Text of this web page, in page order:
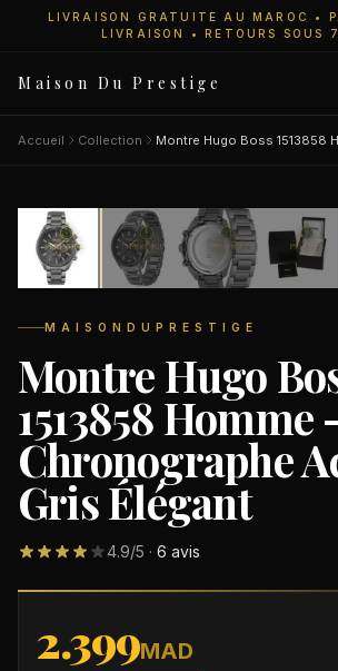
LIVRAISON GRATUITE AU MAROC •
LIVRAISON • RETOURS SOUS
Maison Du Prestige
Accueil
Collections
Montres Femme
Montres Homme
DÉCOUVRIR NOS MONTRES
Accueil Collection
SALE −38%
MAISONDUPRESTIGE
Montre Hugo
1513858 Homme
Chronographe
Gris Élégant
4.9/5 · 6 avis
2.399MAD